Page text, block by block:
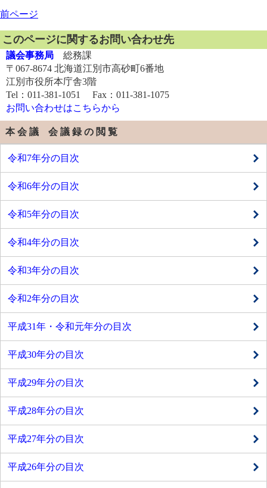
前ページ
このページに関するお問い合わせ先
議会事務局 総務課
〒067-8674 北海道江別市高砂町6番地
江別市役所本庁舎3階
Tel：011-381-1051 Fax：011-381-1075
お問い合わせはこちらから
本 会 議 会 議 録 の 閲 覧
令和7年分の目次
令和6年分の目次
令和5年分の目次
令和4年分の目次
令和3年分の目次
令和2年分の目次
平成31年・令和元年分の目次
平成30年分の目次
平成29年分の目次
平成28年分の目次
平成27年分の目次
平成26年分の目次